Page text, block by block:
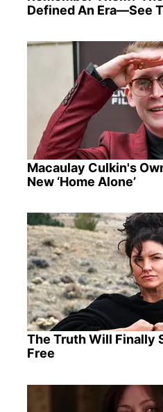
Defined An Era—See
Macaulay Culkin's
New ‘Home Alone’
The Truth Will Finally
Free